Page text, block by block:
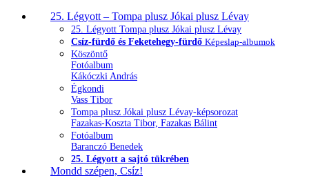
25. Légyott – Tompa plusz Jókai plusz Lévay
25. Légyott Tompa plusz Jókai plusz Lévay
Csíz-fürdő és Feketehegy-fürdő Képeslap-albumok
Köszöntő
Fotóalbum
Kákóczki András
Égkondi
Vass Tibor
Tompa plusz Jókai plusz Lévay-képsorozat
Fazakas-Koszta Tibor, Fazakas Bálint
Fotóalbum
Baranczó Benedek
25. Légyott a sajtó tükrében
Mondd szépen, Csíz!